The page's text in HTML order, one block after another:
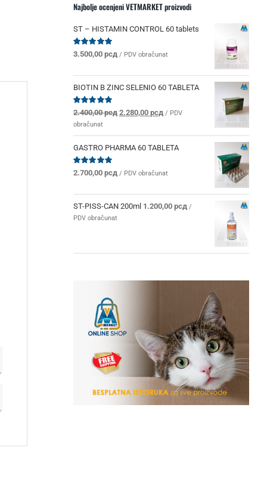
Najbolje ocenjeni VETMARKET proizvodi
ST – HISTAMIN CONTROL 60 tablets
Ocenjeno
od 5
3.500,00 рсд / PDV obračunat
BIOTIN B ZINC SELENIO 60 TABLETA
Ocenjeno
od 5
2.400,00рсд Originalna
je
bila:
2.280,00 рсдTrenutna
je:
2.280,00 рсд.
/ PDV
obračunat
GASTRO PHARMA 60 TABLETA
Ocenjeno
od 5
2.700,00 рсд / PDV obračunat
ST-PISS-CAN 200ml 1.200,00 рсд /
PDV obračunat